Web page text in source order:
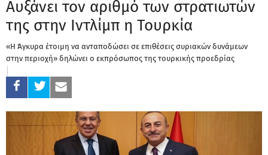
Αυξάνει τον αριθμό των στρατιωτών
της στην Ιντλίμπ η Τουρκία
«Η Άγκυρα έτοιμη να ανταποδώσει σε επιθέσεις συριακών δυνάμεων
στην περιοχή» δηλώνει ο εκπρόσωπος της τουρκικής προεδρίας